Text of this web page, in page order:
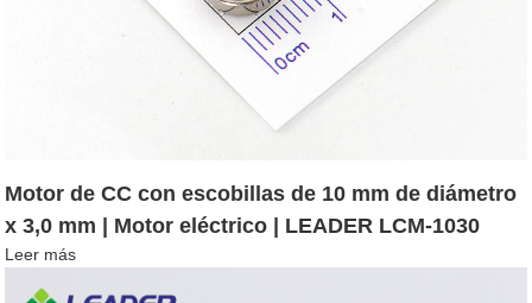
Motor de CC con escobillas de 10 mm de diámetro
x 3,0 mm | Motor eléctrico | LEADER LCM-1030
Leer más